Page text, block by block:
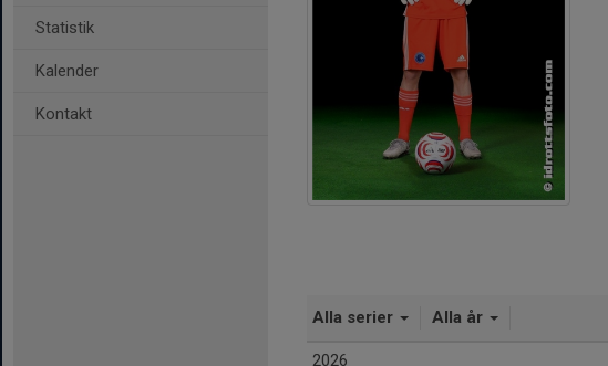
Statistik
Kalender
Kontakt
Alla serier Alla år
2026